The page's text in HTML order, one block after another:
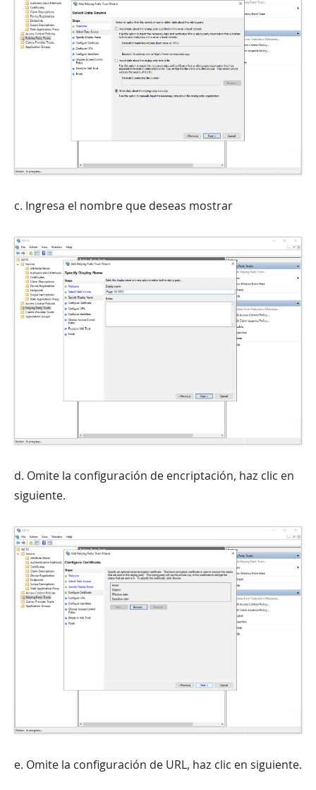
c. Ingresa el nombre que deseas mostrar
d. Omite la configuración de encriptación, haz clic en
siguiente.
e. Omite la configuración de URL, haz clic en siguiente.